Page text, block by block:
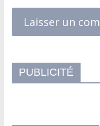
PUBLICITÉ